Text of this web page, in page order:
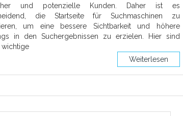
und potenzielle Kunden. Daher ist es
die Startseite für Suchmaschinen zu
um eine bessere Sichtbarkeit und höhere
in den Suchergebnissen zu erzielen. Hier sind
wichtige
Weiterlesen